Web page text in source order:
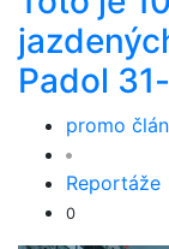
Padol
promo
Reportáže
0